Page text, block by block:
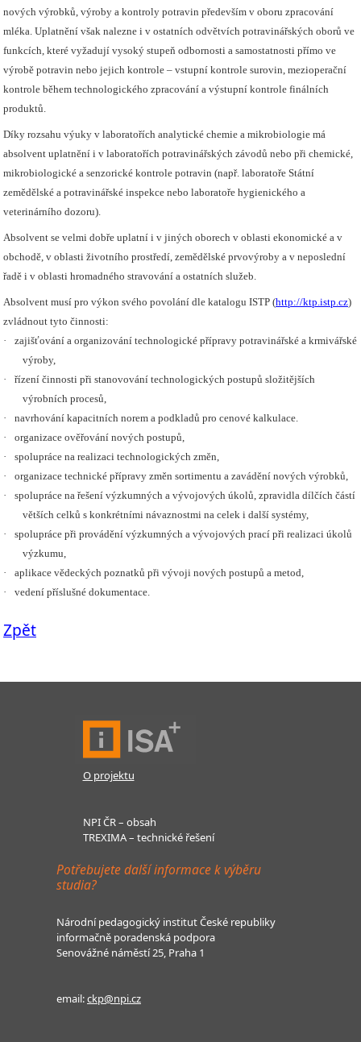
nových výrobků, výroby a kontroly potravin především v oboru zpracování
mléka. Uplatnění však nalezne i v ostatních odvětvích potravinářských oborů ve
funkcích, které vyžadují vysoký stupeň odbornosti a samostatnosti přímo ve
výrobě potravin nebo jejich kontrole – vstupní kontrole surovin, mezioperační
kontrole během technologického zpracování a výstupní kontrole finálních
produktů.
Díky rozsahu výuky v laboratořích analytické chemie a mikrobiologie má
absolvent uplatnění i v laboratořích potravinářských závodů nebo při chemické,
mikrobiologické a senzorické kontrole potravin (např. laboratoře Státní
zemědělské a potravinářské inspekce nebo laboratoře hygienického a
veterinárního dozoru).
Absolvent se velmi dobře uplatní i v jiných oborech v oblasti ekonomické a v
obchodě, v oblasti životního prostředí, zemědělské prvovýroby a v neposlední
řadě i v oblasti hromadného stravování a ostatních služeb.
Absolvent musí pro výkon svého povolání dle katalogu ISTP (http://ktp.istp.cz)
zvládnout tyto činnosti:
·
zajišťování a organizování technologické přípravy potravinářské a krmivářské
výroby,
·
řízení činnosti při stanovování technologických postupů složitějších
výrobních procesů,
·
navrhování kapacitních norem a podkladů pro cenové kalkulace.
·
organizace ověřování nových postupů,
·
spolupráce na realizaci technologických změn,
·
organizace technické přípravy změn sortimentu a zavádění nových výrobků,
·
spolupráce na řešení výzkumných a vývojových úkolů, zpravidla dílčích částí
větších celků s konkrétními návaznostmi na celek i další systémy,
·
spolupráce při provádění výzkumných a vývojových prací při realizaci úkolů
výzkumu,
·
aplikace vědeckých poznatků při vývoji nových postupů a metod,
·
vedení příslušné dokumentace.
Zpět
O projektu
NPI ČR – obsah
TREXIMA – technické řešení
Potřebujete další informace k výběru
studia?
Národní pedagogický institut České republiky
informačně poradenská podpora
Senovážné náměstí 25, Praha 1
email:ckp@npi.cz